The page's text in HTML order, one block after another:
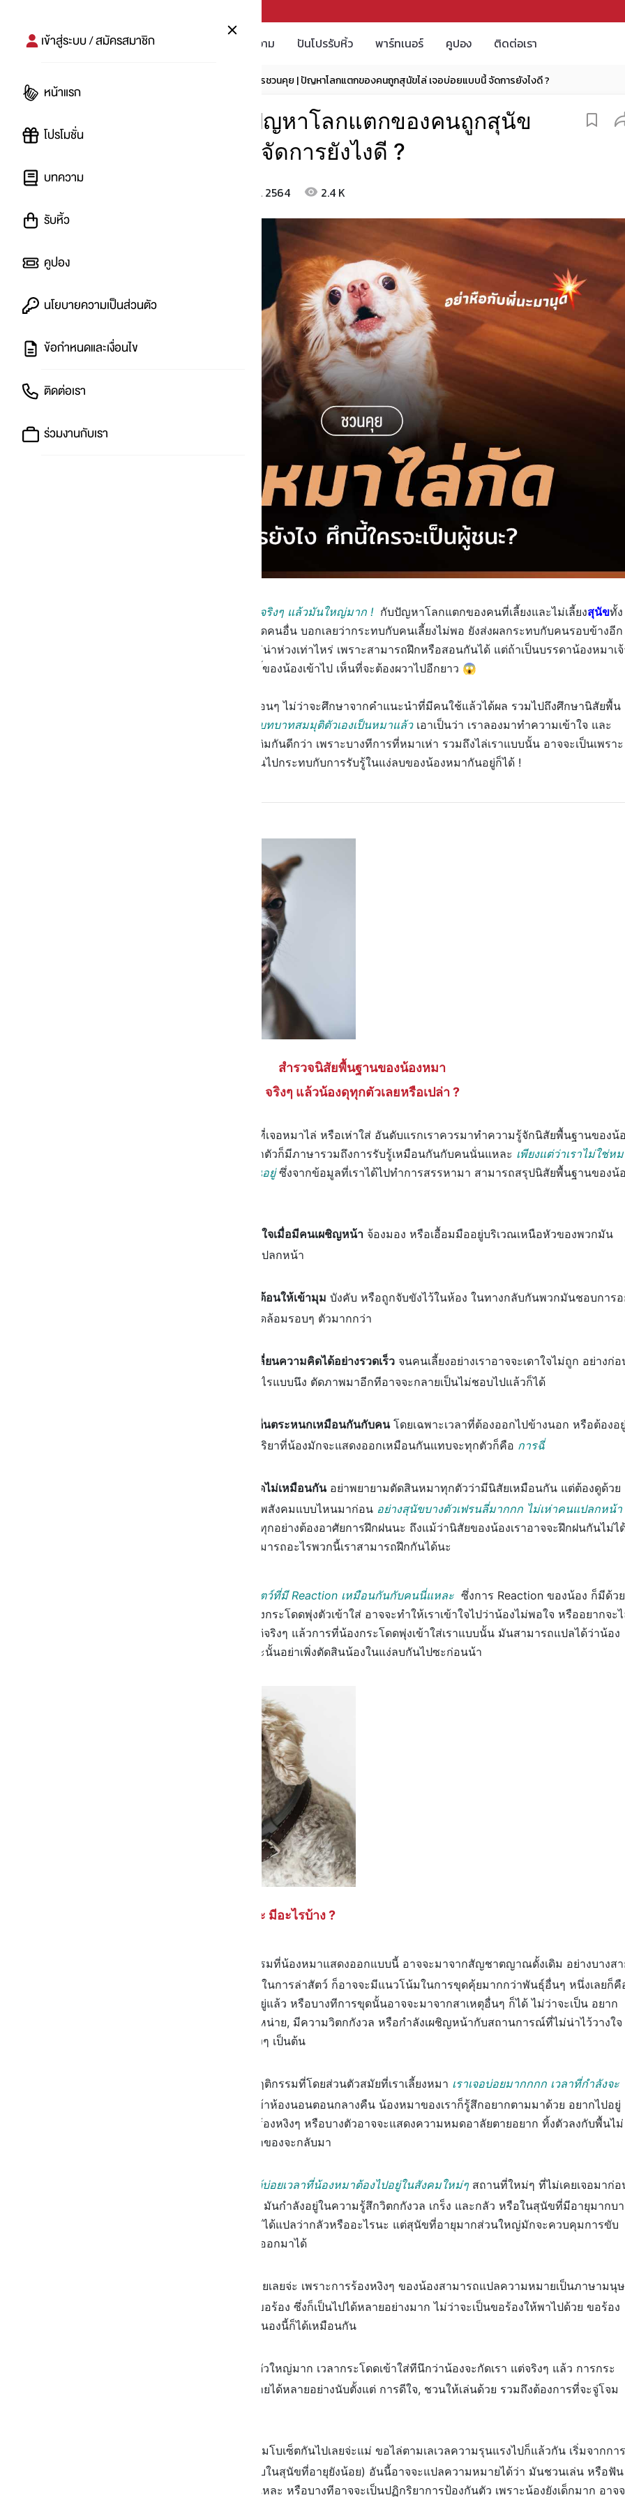
บทความ ปันโปรรับหิ้ว พาร์ทเนอร์ คูปอง ติดต่อเรา
เข้าสู่ระบบ / สมัครสมาชิก
หน้าแรก
โปรโมชั่น
บทความ
รับหิ้ว
คูปอง
นโยบายความเป็นส่วนตัว
ข้อกำหนดและเงื่อนไข
ติดต่อเรา
ร่วมงานกับเรา
ปันโปรชวนคุย | ปัญหาโลกแตกของคนถูกสุนัขไล่ เจอบ่อยแบบนี้ จัดการยังไงดี ?
ปันโปรชวนคุย | ปัญหาโลกแตกของคนถูกสุนัข
ไล่ เจอบ่อยแบบนี้ จัดการยังไงดี ?
10 พ.ย. 2564 2.4 K
เหมือนจะเป็นปัญหาเล็กน้อย แต่เอาจริงๆ แล้วมันใหญ่มาก ! กับปัญหาโลกแตกของคนที่เลี้ยงและไม่เลี้ยงสุนัขทั้ง
หลาย อย่างเวลาที่น้องเห่า หรือไล่กัดคนอื่น บอกเลยว่ากระทบกับคนเลี้ยงไม่พอ ยังส่งผลกระทบกับคนรอบข้างอีก
ด้วยนะ อย่างหมาที่มีเจ้าของอันนี้ไม่น่าห่วงเท่าไหร่ เพราะสามารถฝึกหรือสอนกันได้ แต่ถ้าเป็นบรรดาน้องหมาเ
ถิ่นที่อยู่ตามข้างทางล่ะ ใครเจอฤทธิ์ของน้องเข้าไป เห็นที่จะต้องผวาไปอีกยาว 😱
เราเลยไปตามล่าหาคำตอบมาให้เพื่อนๆ ไม่ว่าจะศึกษาจากคำแนะนำที่มีคนใช้แล้วได้ผล รวมไปถึงศึกษานิสัยพื้น
ก็คืออีกนิดจะเล่นบทบาทสมมุติตัวเองเป็นหมาแล้วเอาเป็นว่า เราลองมาทำความเข้าใจ และ
เรียนรู้นิสัยของหมากันให้มากกว่าเดิมกันดีกว่า เพราะบางทีการที่หมาเห่า รวมถึงไล่เราแบบนั้น อาจจะเป็นเพราะ
ว่าเราเผลอไปทำอะไรบางอย่าง ที่ดันไปกระทบกับการรับรู้ในแง่ลบของน้องหมากันอยู่ก็ได้ !
สำรวจนิสัยพื้นฐานของน้องหมา
จริงๆ แล้วน้องดุทุกตัวเลยหรือเปล่า ?
ก่อนที่เราจะไปดูวิธีการจัดการเวลาที่เจอหมาไล่ หรือเห่าใส่ อันดับแรกเราควรมาทำความรู้จักนิสัยพื้นฐานของน้
หมากันก่อน เพราะเอาจริงๆ หมาทุกตัวก็มีภาษารวมถึงการรับรู้เหมือนกันกับคนนั่นแหละ เพียงแต่ว่าเราไม่ใช่ห
ไง เราเลยไม่รู้ว่าพวกมันคิดอะไรกันอยู่ซึ่งจากข้อมูลที่เราได้ไปทำการสรรหามา สามารถสรุปนิสัยพื้นฐานของน้
น้องหมามักจะรู้สึกไม่สบายใจเมื่อมีคนเผชิญหน้า จ้องมอง หรือเอื้อมมืออยู่บริเวณเหนือหัวของพวกมัน
โดยเฉพาะอย่างยิ่งถ้าเป็นคนแปลกหน้า
น้องหมาจะไม่พอใจเมื่อถูกต้อนให้เข้ามุม บังคับ หรือถูกจับขังไว้ในห้อง ในทางกลับกันพวกมันชอบการ
ในพื้นที่โล่งๆ ได้มองสภาพแวดล้อมรอบๆ ตัวมากกว่า
น้องหมาเป็นสัตว์ที่มักจะเปลี่ยนความคิดได้อย่างรวดเร็ว จนคนเลี้ยงอย่างเราอาจจะเดาใจไม่ถูก อย่างก่
หน้านี้อาจจะเคยชอบให้ทำอะไรแบบนึง ตัดภาพมาอีกทีอาจจะกลายเป็นไม่ชอบไปแล้วก็ได้
น้องหมาเป็นสัตว์ที่มีความตื่นตระหนกเหมือนกันกับคนโดยเฉพาะเวลาที่ต้องออกไปข้างนอก หรือต้องอ
ในสถานที่ที่ไม่คุ้นเคย ซึ่งปฏิกริยาที่น้องมักจะแสดงออกเหมือนกันแทบจะทุกตัวก็คือ การฉี่
น้องหมาแต่ละตัวมีความคิดไม่เหมือนกันอย่าพยายามตัดสินหมาทุกตัวว่ามีนิสัยเหมือนกัน แต่ต้องดูด้วย
ว่าน้องถูกสอน หรืออยู่ในสภาพสังคมแบบไหนมาก่อน อย่างสุนัขบางตัวเฟรนลี่มากกก ไม่เห่าคนแปลกหน้า
ก็คือทุกอย่างต้องอาศัยการฝึกฝนนะ ถึงแม้ว่านิสัยของน้องเราอาจจะฝึกฝนกันไม่ไ
แต่เรื่องเซนส์ รวมถึงความสามารถอะไรพวกนี้เราสามารถฝึกกันได้นะ
น้องหมาเป็นสัตว์ที่มี Reaction เหมือนกันกับคนนี่แหละ ซึ่งการ Reaction ของน้อง ก็มีด้วย
กันหลายแบบ อย่างบางทีเราเห็นน้องกระโดดพุ่งตัวเข้าใส่ อาจจะทำให้เราเข้าใจไปว่าน้องไม่พอใจ หรืออยากจะ
เราออกไปให้พ้นๆ หน้าหรือเปล่า แต่จริงๆ แล้วการที่น้องกระโดดพุ่งเข้าใส่เราแบบนั้น มันสามารถแปลได้ว่าน้อง
กำลังดีใจอยู่ก็ได้เหมือนกัน เพราะฉะนั้นอย่าเพิ่งตัดสินน้องในแง่ลบกันไปซะก่อนน้า
| แล้ว Reaction ของน้องหมาล่ะ มีอะไรบ้าง ?
: จริงๆ แล้วพฤติกรรมที่น้องหมาแสดงออกแบบนี้ อาจจะมาจากสัญชาตญาณดั้งเดิม อย่างบางส
พันธุ์ โดยเฉพาะพันธุ์ที่นิยมใช้ในการล่าสัตว์ ก็อาจจะมีแนวโน้มในการขุดคุ้ยมากกว่าพันธุ์อื่นๆ หนึ่งเลยก็คื
มันเป็นสัญชาตญาณพื้นฐานอยู่แล้ว หรือบางทีการขุดนั้นอาจจะมาจากสาเหตุอื่นๆ ก็ได้ ไม่ว่าจะเป็น อยาก
หนีออกจากพื้นที่ที่มันอยู่, เบื่อหน่าย, มีความวิตกกังวล หรือกำลังเผชิญหน้ากับสถานการณ์ที่ไม่น่าไว้วางใจ
หรือมีอะไรอยู่ใต้พื้นดินนั้นจริงๆ เป็นต้น
: เป็นพฤติกรรมที่โดยส่วนตัวสมัยที่เราเลี้ยงหมา เราเจอบ่อยมากกกก เวลาที่กำลังจะ
หรือจะต้องเข้าห้องนอนตอนกลางคืน น้องหมาของเราก็รู้สึกอยากตามมาด้วย อยากไปอยู่
ด้วย บางตัวก็จะมีการส่งเสียงร้องหงิงๆ หรือบางตัวอาจจะแสดงความหมดอาลัยตายอยาก ทิ้งตัวลงกับพื้นไม่
อยากทำอะไรทั้งนั้นจนกว่าเจ้าของจะกลับมา
เป็น Reaction ที่พบได้บ่อยเวลาที่น้องหมาต้องไปอยู่ในสังคมใหม่ๆ สถานที่ใหม่ๆ ที่ไม่เคยเจอมาก่อ
การฉี่สามารถแสดงออกได้ว่า มันกำลังอยู่ในความรู้สึกวิตกกังวล เกร็ง และกลัว หรือในสุนัขที่มีอายุมากบ
ตัว การที่น้องฉี่ออกมา อาจไม่ได้แปลว่ากลัวหรืออะไรนะ แต่สุนัขที่อายุมากส่วนใหญ่มักจะควบคุมการขับ
ถ่ายไม่ได้ ก็เลยอาจจะมีการฉี่ออกมาได้
: อันนี้ต่อจากหงอยเลยจ่ะ เพราะการร้องหงิงๆ ของน้องสามารถแปลความหมายเป็นภาษามนุ
เราได้ว่า น้องกำลังอ้อนวอน ขอร้อง ซึ่งก็เป็นไปได้หลายอย่างมาก ไม่ว่าจะเป็นขอร้องให้พาไปด้วย ขอร้อง
ให้เล่นด้วย หรือขออาหาร ทำนองนี้ก็ได้เหมือนกัน
: หมาบางตัวที่ตัวใหญ่มาก เวลากระโดดเข้าใส่ทีนึกว่าน้องจะกัดเรา แต่จริงๆ แล้ว การกระ
โดดใส่สามารถแปลความหมายได้หลายอย่างนับตั้งแต่ การดีใจ, ชวนให้เล่นด้วย รวมถึงต้องการที่จะจู่โจม
: มาเป็นคอมโบเซ็ตกันไปเลยจ่ะแม่ ขอไล่ตามเลเวลความรุนแรงไปก็แล้วกัน เริ่มจากการ
ไล่ กัด เห่า แบบขบๆ (มักจะพบในสุนัขที่อายุยังน้อย) อันนี้อาจจะแปลความหมายได้ว่า มันชวนเล่น หรือฟัน
เพิ่งขึ้น อารมณ์หมั่นเขี้ยวนั่นแหละ หรือบางทีอาจจะเป็นปฏิกริยาการป้องกันตัว เพราะน้องยังเด็กมาก อาจ